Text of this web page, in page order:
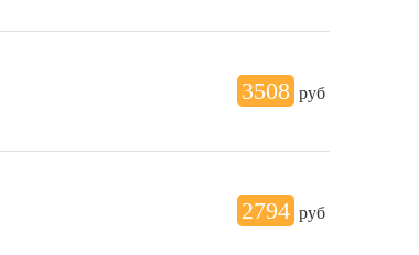
3508 руб
2794 руб